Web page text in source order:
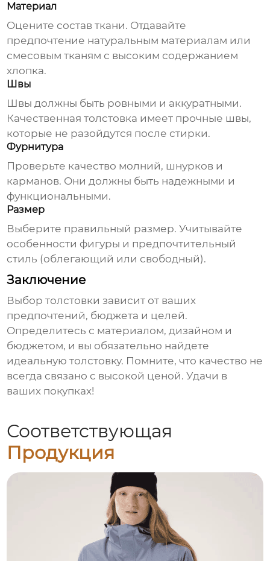
Материал
Оцените состав ткани. Отдавайте
предпочтение натуральным материалам или
смесовым тканям с высоким содержанием
хлопка.
Швы
Швы должны быть ровными и аккуратными.
Качественнаятолстовка имеет прочные швы,
которые не разойдутся после стирки.
Фурнитура
Проверьте качество молний, шнурков и
карманов. Они должны быть надежными и
функциональными.
Размер
Выберите правильный размер. Учитывайте
особенности фигуры и предпочтительный
стиль (облегающий или свободный).
Заключение
Выбортолстовки зависит от ваших
предпочтений, бюджета и целей.
Определитесь с материалом, дизайном и
бюджетом, и вы обязательно найдете
идеальнуютолстовку. Помните, что качество не
всегда связано с высокой ценой. Удачи в
ваших покупках!
Соответствующая
Продукция